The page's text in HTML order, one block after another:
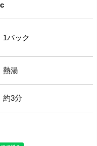
1パック
熱湯
約3分